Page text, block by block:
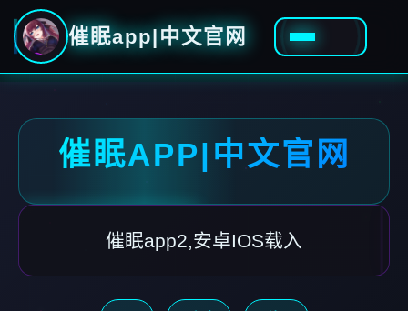
催眠app|中文官网
催眠APP|中文官网
催眠app2,安卓IOS载入